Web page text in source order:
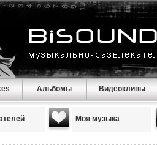
Альбомы Видеоклипы
Моя музыка